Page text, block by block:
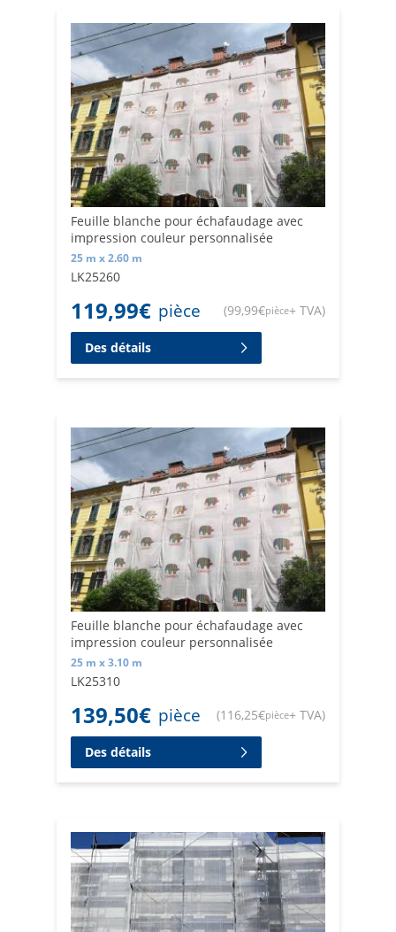
Feuille blanche pour échafaudage avec
impression couleur personnalisée
25 m x 2.60 m
LK25260
119,99€ pièce (99,99€pièce+ TVA)
Des détails
Feuille blanche pour échafaudage avec
impression couleur personnalisée
25 m x 3.10 m
LK25310
139,50€ pièce (116,25€pièce+ TVA)
Des détails